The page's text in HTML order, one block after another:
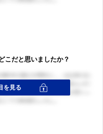
こだと思いましたか？